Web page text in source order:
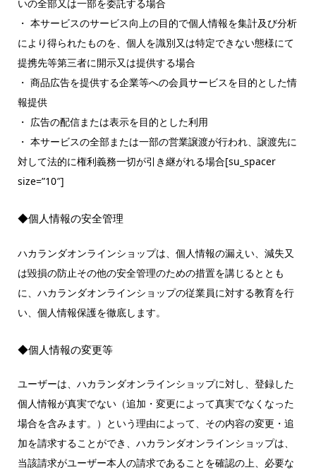
いの全部又は一部を委託する場合
・ 本サービスのサービス向上の目的で個人情報を集計及び分析
により得られたものを、個人を識別又は特定できない態様にて
提携先等第三者に開示又は提供する場合
・ 商品広告を提供する企業等への会員サービスを目的とした情
報提供
・ 広告の配信または表示を目的とした利用
・ 本サービスの全部または一部の営業譲渡が行われ、譲渡先に
対して法的に権利義務一切が引き継がれる場合[su_spacer
size=”10″]
◆個人情報の安全管理
ハカランダオンラインショップは、個人情報の漏えい、減失又
は毀損の防止その他の安全管理のための措置を講じるととも
に、ハカランダオンラインショップの従業員に対する教育を行
い、個人情報保護を徹底します。
◆個人情報の変更等
ユーザーは、ハカランダオンラインショップに対し、登録した
個人情報が真実でない（追加・変更によって真実でなくなった
場合を含みます。）という理由によって、その内容の変更・追
加を請求することができ、ハカランダオンラインショップは、
当該請求がユーザー本人の請求であることを確認の上、必要な